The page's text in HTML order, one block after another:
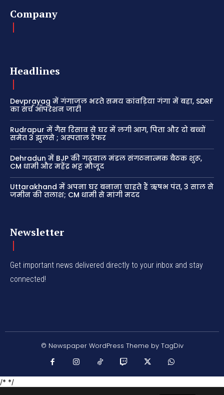
Company
Headlines
Devprayag में गंगाजल भरते समय कांवड़िया गंगा में बहा, SDRF
का सर्च ऑपरेशन जारी
Rudrapur में गैस रिसाव से घर में लगी आग, पिता और दो बच्चों
समेत 3 झुलसे ; अस्पताल रेफर
Dehradun में BJP की गढ़वाल मंडल संगठनात्मक बैठक शुरू,
CM धामी और महेंद्र भट्ट मौजूद
Uttarakhand में अपना घर बनाना चाहते हैं ऋषभ पंत, 3 साल से
जमीन की तलाश; CM धामी से मांगी मदद
Newsletter
Get important news delivered directly to your inbox and stay
connected!
© Newspaper WordPress Theme by TagDiv
/* */